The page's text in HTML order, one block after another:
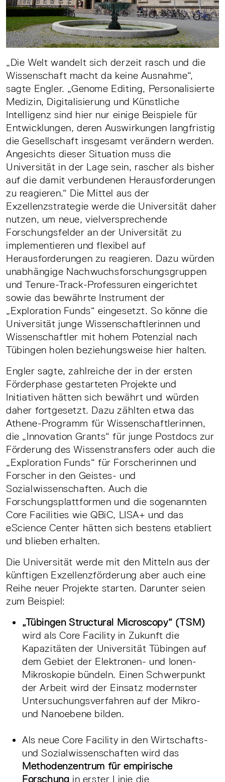
„Die Welt wandelt sich derzeit rasch und die
Wissenschaft macht da keine Ausnahme“,
sagte Engler. „Genome Editing, Personalisierte
Medizin, Digitalisierung und Künstliche
Intelligenz sind hier nur einige Beispiele für
Entwicklungen, deren Auswirkungen langfristig
die Gesellschaft insgesamt verändern werden.
Angesichts dieser Situation muss die
Universität in der Lage sein, rascher als bisher
auf die damit verbundenen Herausforderungen
zu reagieren.“ Die Mittel aus der
Exzellenzstrategie werde die Universität daher
nutzen, um neue, vielversprechende
Forschungsfelder an der Universität zu
implementieren und flexibel auf
Herausforderungen zu reagieren. Dazu würden
unabhängige Nachwuchsforschungsgruppen
und Tenure-Track-Professuren eingerichtet
sowie das bewährte Instrument der
„Exploration Funds“ eingesetzt. So könne die
Universität junge Wissenschaftlerinnen und
Wissenschaftler mit hohem Potenzial nach
Tübingen holen beziehungsweise hier halten.
Engler sagte, zahlreiche der in der ersten
Förderphase gestarteten Projekte und
Initiativen hätten sich bewährt und würden
daher fortgesetzt. Dazu zählten etwa das
Athene-Programm für Wissenschaftlerinnen,
die „Innovation Grants“ für junge Postdocs zur
Förderung des Wissenstransfers oder auch die
„Exploration Funds“ für Forscherinnen und
Forscher in den Geistes- und
Sozialwissenschaften. Auch die
Forschungsplattformen und die sogenannten
Core Facilities wie QBiC, LISA+ und das
eScience Center hätten sich bestens etabliert
und blieben erhalten.
Die Universität werde mit den Mitteln aus der
künftigen Exzellenzförderung aber auch eine
Reihe neuer Projekte starten. Darunter seien
zum Beispiel:
„Tübingen Structural Microscopy“ (TSM)
wird als Core Facility in Zukunft die
Kapazitäten der Universität Tübingen auf
dem Gebiet der Elektronen- und Ionen-
Mikroskopie bündeln. Einen Schwerpunkt
der Arbeit wird der Einsatz modernster
Untersuchungsverfahren auf der Mikro-
und Nanoebene bilden.
Als neue Core Facility in den Wirtschafts-
und Sozialwissenschaften wird das
Methodenzentrum für empirische
Forschung in erster Linie die